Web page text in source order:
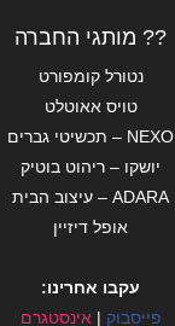
?? מותגי החברה
נטורל קומפורט
טויס אאוטלט
NEXO – תכשיטי גברים
יושקו – ריהוט בוטיק
ADARA – עיצוב הבית
אופל דיזיין
עקבו אחרינו:
פייסבוק | אינסטגרם